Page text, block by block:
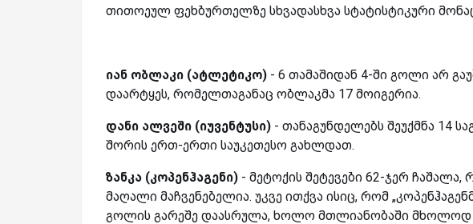
თითოეულ ფეხბურთელზე სხვადასხვა სტატისტიკური
იან ობლაკი (ატლეტიკო) - 6 თამაშიდან 4-ში გოლი არ
დაარტყეს, რომელთაგანაც ობლაკმა 17 მოიგერია.
დანი ალვეში (იუვენტუსი) - თანაგუნდელებს შეუქმნა 14
შორის ერთ-ერთი საუკეთესო გახლდათ.
ზანკა (კოპენჰაგენი) - მეტოქის შეტევები 62-ჯერ
მაღალი მაჩვენებელია. უკვე ითქვა ისიც, რომ
გოლის გარეშე დაასრულა, ხოლო მთლიანობაში მხოლოდ